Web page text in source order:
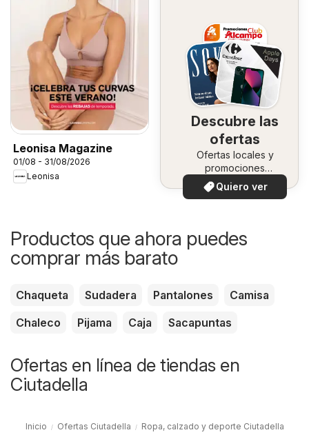
Leonisa Magazine
01/08 - 31/08/2026
Leonisa
Descubre las
ofertas
Ofertas locales y
promociones
especiales.
Quiero ver
Productos que ahora puedes
comprar más barato
Chaqueta Sudadera Pantalones
Camisa
Chaleco
Pijama Caja Sacapuntas
Ofertas en línea de tiendas en
Ciutadella
Inicio Ofertas Ciutadella Ropa, calzado y deporte Ciutadella